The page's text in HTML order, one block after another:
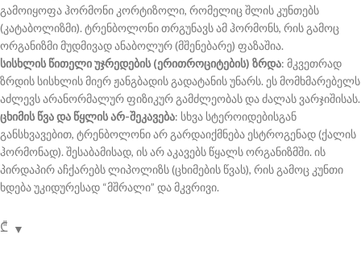
გამოიყოფა ჰორმონი კორტიზოლი, რომელიც შლის კუნთებს
(კატაბოლიზმი). ტრენბოლონი თრგუნავს ამ ჰორმონს, რის გამოც
ორგანიზმი მუდმივად ანაბოლურ (მშენებარე) ფაზაშია.
სისხლის წითელი უჯრედების (ერითროციტების) ზრდა: მკვეთრად
ზრდის სისხლის მიერ ჟანგბადის გადატანის უნარს. ეს მომხმარებელს
აძლევს არანორმალურ ფიზიკურ გამძლეობას და ძალას ვარჯიშისას.
ცხიმის წვა და წყლის არ-შეკავება: სხვა სტეროიდებისგან
განსხვავებით, ტრენბოლონი არ გარდაიქმნება ესტროგენად (ქალის
ჰორმონად). შესაბამისად, ის არ აკავებს წყალს ორგანიზმში. ის
პირდაპირ აჩქარებს ლიპოლიზს (ცხიმების წვას), რის გამოც კუნთი
ხდება უკიდურესად “მშრალი” და მკვრივი.
₾